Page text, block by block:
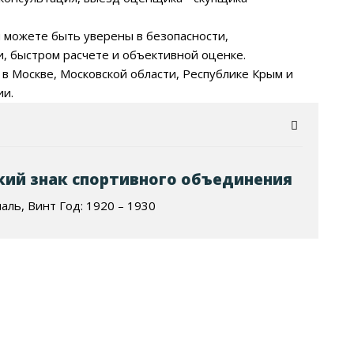
быть уверены в безопасности,
быстром расчете и объективной оценке.
Москве, Московской области, Республике Крым и
знак спортивного объединения
Винт Год: 1920 – 1930